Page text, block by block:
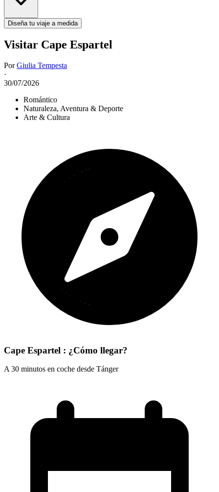
Diseña tu viaje a medida
Visitar Cape Espartel
PorGiulia Tempesta
·
30/07/2026
Romántico
Naturaleza, Aventura & Deporte
Arte & Cultura
Cape Espartel : ¿Cómo llegar?
A 30 minutos en coche desde Tánger